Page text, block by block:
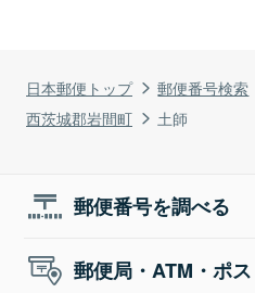
日本郵便トップ 郵便番号検索
西茨城郡岩間町
土師
郵便番号を調べる
郵便局・ATM・ポ